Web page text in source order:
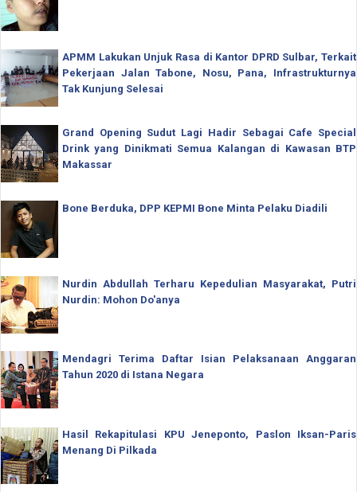
APMM Lakukan Unjuk Rasa di Kantor DPRD Sulbar, Terkait
Pekerjaan Jalan Tabone, Nosu, Pana, Infrastrukturnya
Tak Kunjung Selesai
Grand Opening Sudut Lagi Hadir Sebagai Cafe Special
Drink yang Dinikmati Semua Kalangan di Kawasan BTP
Makassar
Bone Berduka, DPP KEPMI Bone Minta Pelaku Diadili
Nurdin Abdullah Terharu Kepedulian Masyarakat, Putri
Nurdin: Mohon Do'anya
Mendagri Terima Daftar Isian Pelaksanaan Anggaran
Tahun 2020 di Istana Negara
Hasil Rekapitulasi KPU Jeneponto, Paslon Iksan-Paris
Menang Di Pilkada